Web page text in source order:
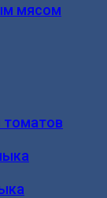
мясом
томатов